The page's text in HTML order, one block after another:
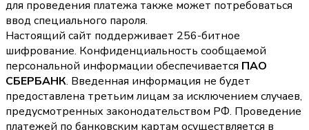
для проведения платежа также может потребоваться
ввод специального пароля.
Настоящий сайт поддерживает 256-битное
шифрование. Конфиденциальность сообщаемой
персональной информации обеспечивается ПАО
СБЕРБАНК. Введенная информация не будет
предоставлена третьим лицам за исключением случаев,
предусмотренных законодательством РФ. Проведение
платежей по банковским картам осуществляется в